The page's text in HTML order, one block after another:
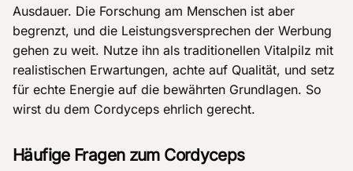
Ausdauer. Die Forschung am Menschen ist aber
begrenzt, und die Leistungsversprechen der Werbung
gehen zu weit. Nutze ihn als traditionellen Vitalpilz mit
realistischen Erwartungen, achte auf Qualität, und setz
für echte Energie auf die bewährten Grundlagen. So
wirst du dem Cordyceps ehrlich gerecht.
Häufige Fragen zum Cordyceps